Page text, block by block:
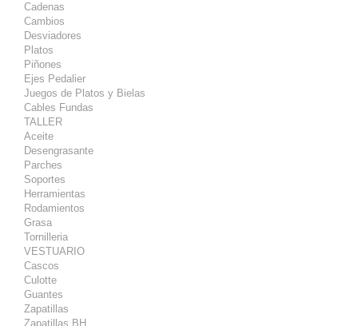
Cadenas
Cambios
Desviadores
Platos
Piñones
Ejes Pedalier
Juegos de Platos y Bielas
Cables Fundas
TALLER
Aceite
Desengrasante
Parches
Soportes
Herramientas
Rodamientos
Grasa
Tornilleria
VESTUARIO
Cascos
Culotte
Guantes
Zapatillas
Zapatillas BH